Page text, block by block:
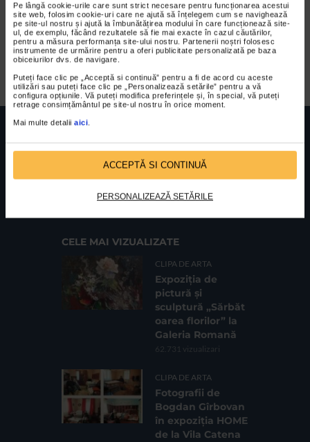
Pe lângă cookie-urile care sunt strict necesare pentru funcționarea acestui
site web, folosim cookie-uri care ne ajută să înțelegem cum se navighează
pe site-ul nostru și ajută la îmbunătățirea modului în care funcționează site-
ul, de exemplu, făcând rezultatele să fie mai exacte în cazul căutărilor,
pentru a măsura performanța site-ului nostru. Partenerii noștri folosesc
instrumente de urmărire pentru a oferi publicitate personalizată pe baza
obiceiurilor dvs. de navigare.
Puteți face clic pe „Acceptă si continuă” pentru a fi de acord cu aceste
utilizări sau puteți face clic pe „Personalizează setările” pentru a vă
configura opțiunile. Vă puteți modifica preferințele și, în special, vă puteți
retrage consimțământul pe site-ul nostru în orice moment.
Mai multe detalii aici
ACCEPTĂ SI CONTINUĂ
PERSONALIZEAZĂ SETĂRILE
Proiectul „Instalart/
sculptura/ 001”
FUNDATIA FILDAS ARTNr inreg registrul special: 4 PJ/ 29.01.2013
Sc. 4, Ap. 197, Sector 2
CELE MAI VIZUALIZATE
CLIPA DE ARTA
Expoziția de
pictură și
sculptură „Sărbăt
oarea florilor” la
Galeria Romană
62.731 vizualizari
CLIPA DE ARTA
Fotografii de
Bogdan Gîrbovan
în expoziția HOME
de la Vila Catena